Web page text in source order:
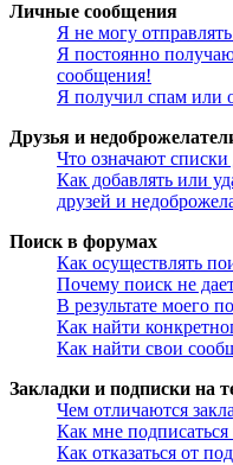
Личные сообщения
Я не могу
Я постоянно
сообщения!
Я получил спам или
Друзья и
Что означают
Как добавлять или
друзей и
Поиск в форумах
Как осуществлять
Почему поиск не дает
В результате моего
Как найти
Как найти свои
Закладки и подписки на
Чем отличаются
Как мне
Как отказаться от